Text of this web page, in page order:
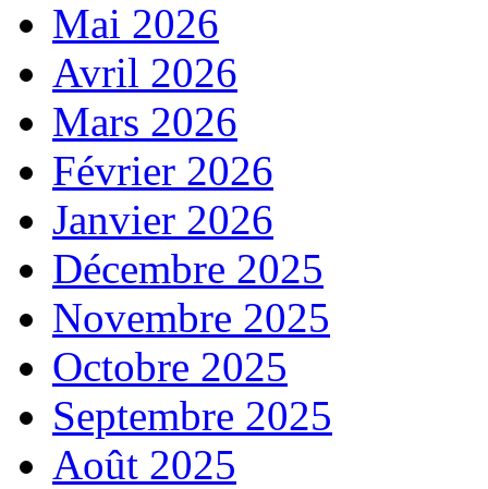
Mai 2026
Avril 2026
Mars 2026
Février 2026
Janvier 2026
Décembre 2025
Novembre 2025
Octobre 2025
Septembre 2025
Août 2025